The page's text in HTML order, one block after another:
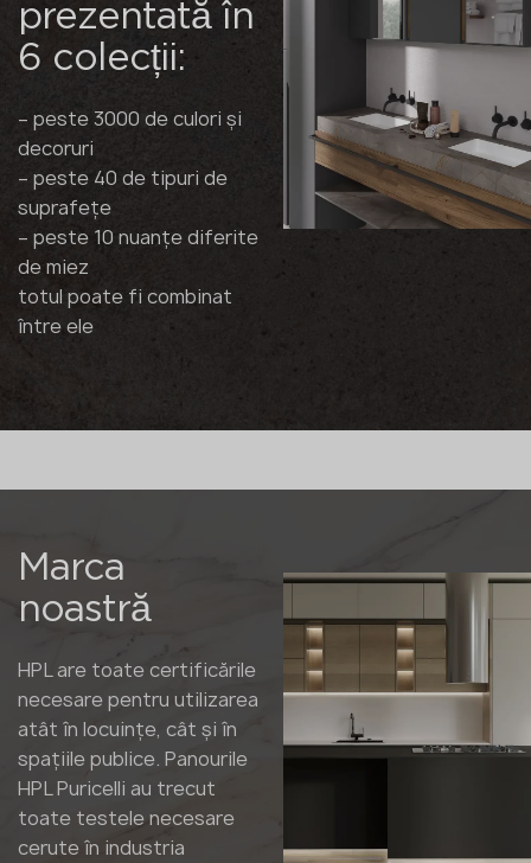
prezentată în
6 colecții:
– peste 3000 de culori și
decoruri
– peste 40 de tipuri de
suprafețe
– peste 10 nuanțe diferite
de miez
totul poate fi combinat
între ele
Marca
noastră
HPL are toate certificările
necesare pentru utilizarea
atât în locuințe, cât și în
spațiile publice. Panourile
HPL Puricelli au trecut
toate testele necesare
cerute în industria